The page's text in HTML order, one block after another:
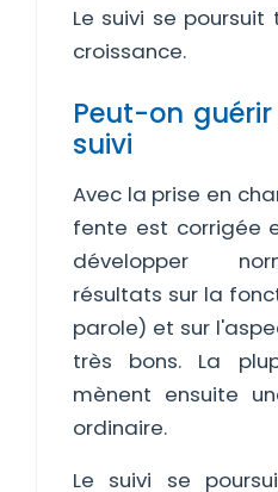
Le suivi se
croissance.
Peut-on
suivi
Avec la prise en
fente est corrigée
développer
résultats sur la
parole) et sur
très bons. La
mènent ensuite
ordinaire.
Le suivi se